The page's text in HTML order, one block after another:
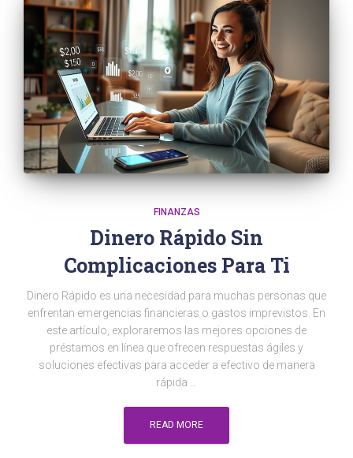
FINANZAS
Dinero Rápido Sin
Complicaciones Para Ti
Dinero Rápido es una necesidad para muchas personas que
enfrentan emergencias financieras o gastos imprevistos. En
este artículo, exploraremos las mejores opciones de
préstamos en línea que ofrecen respuestas ágiles y
soluciones efectivas para acceder a efectivo de manera
rápida …
READ MORE